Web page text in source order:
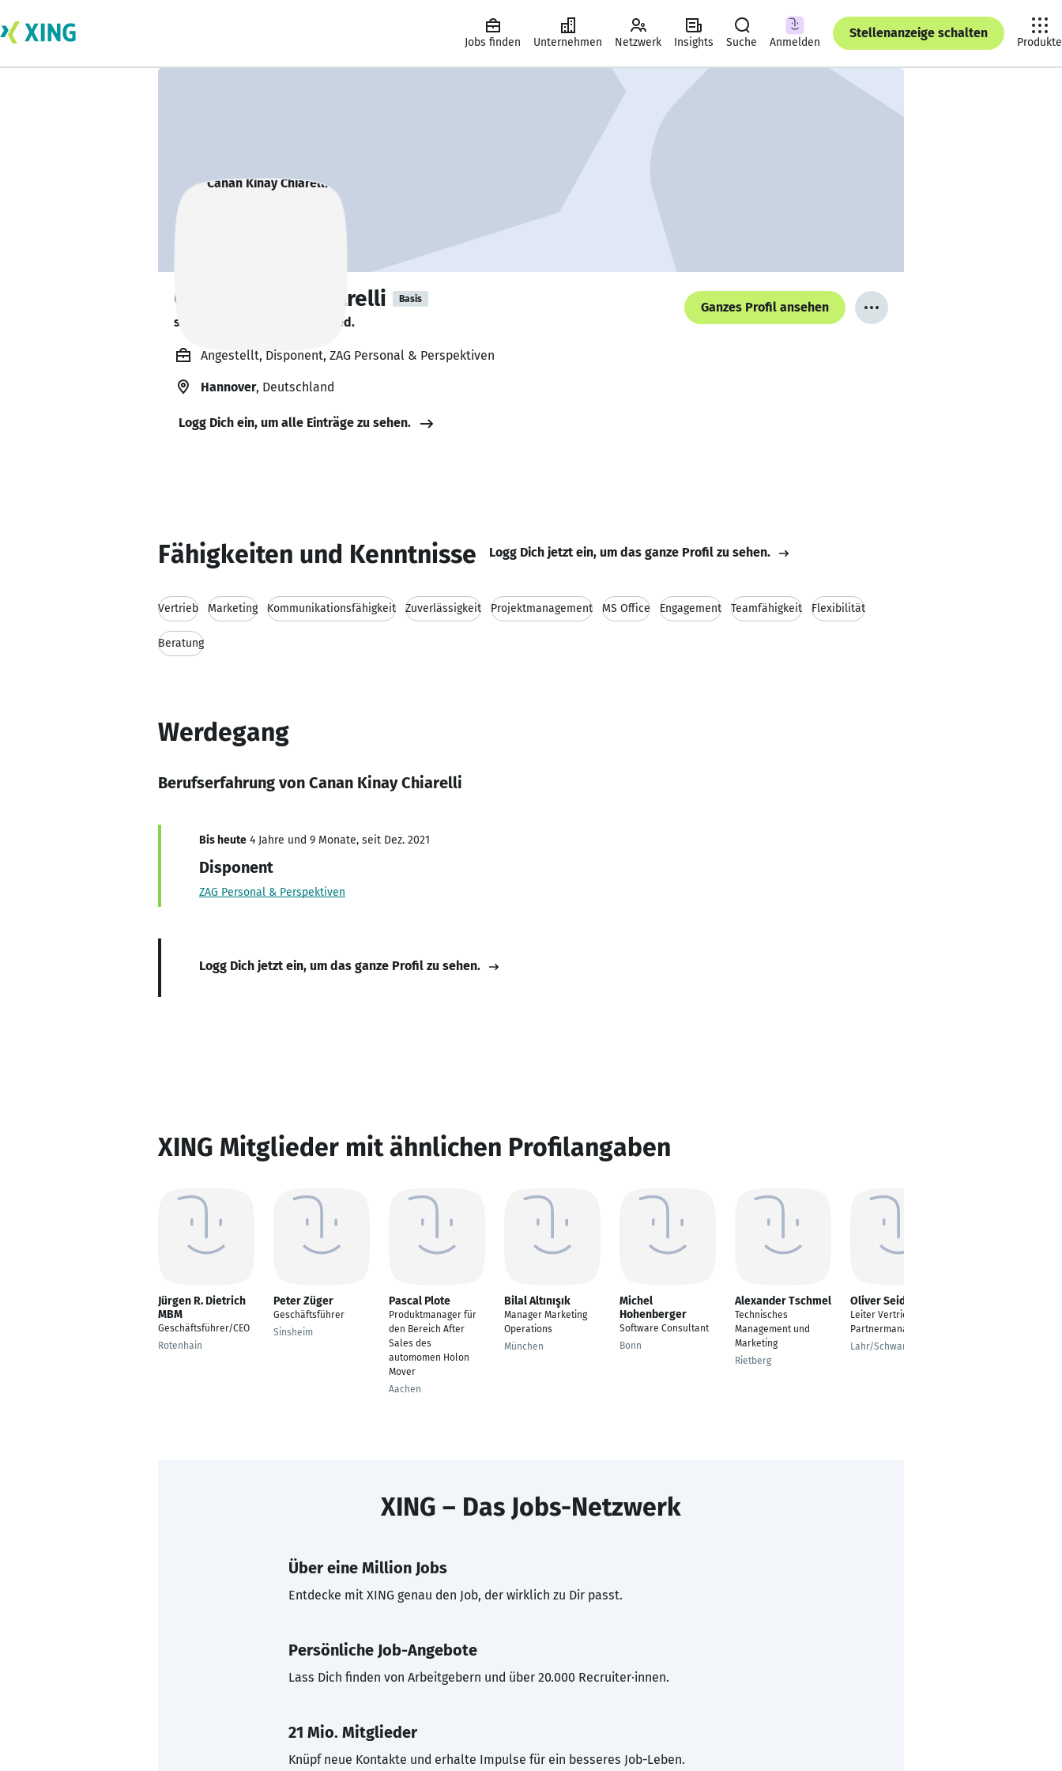
Jobs finden Unternehmen Netzwerk Insights Suche Anmelden
Stellenanzeige schalten
Produkte
Canan Kinay Chiarelli Basis
sucht ein neues Team-Mitglied.
Ganzes Profil ansehen
Angestellt, Disponent, ZAG Personal & Perspektiven
Hannover, Deutschland
Logg Dich ein, um alle Einträge zu sehen.
Fähigkeiten und Kenntnisse Logg Dich jetzt ein, um das ganze Profil zu sehen.
Vertrieb Marketing Kommunikationsfähigkeit Zuverlässigkeit Projektmanagement MS Office Engagement Teamfähigkeit Flexibilität
Beratung
Werdegang
Berufserfahrung von Canan Kinay Chiarelli
Bis heute 4 Jahre und 9 Monate, seit Dez. 2021
Disponent
ZAG Personal & Perspektiven
Logg Dich jetzt ein, um das ganze Profil zu sehen.
XING Mitglieder mit ähnlichen Profilangaben
Jürgen R. Dietrich
MBM
Geschäftsführer/CEO
Rotenhain
Peter Züger
Geschäftsführer
Sinsheim
Pascal Plote
Produktmanager für
den Bereich After
Sales des
automomen Holon
Mover
Aachen
Bilal Altınışık
Manager Marketing
Operations
München
Michel
Hohenberger
Software Consultant
Bonn
Alexander Tschmel
Technisches
Management und
Marketing
Rietberg
Oliver Seider
Leiter Vertrieb &
Partnermanagement
Lahr/Schwarzwald
XING – Das Jobs-Netzwerk
Über eine Million Jobs
Entdecke mit XING genau den Job, der wirklich zu Dir passt.
Persönliche Job-Angebote
Lass Dich finden von Arbeitgebern und über 20.000 Recruiter·innen.
21 Mio. Mitglieder
Knüpf neue Kontakte und erhalte Impulse für ein besseres Job-Leben.